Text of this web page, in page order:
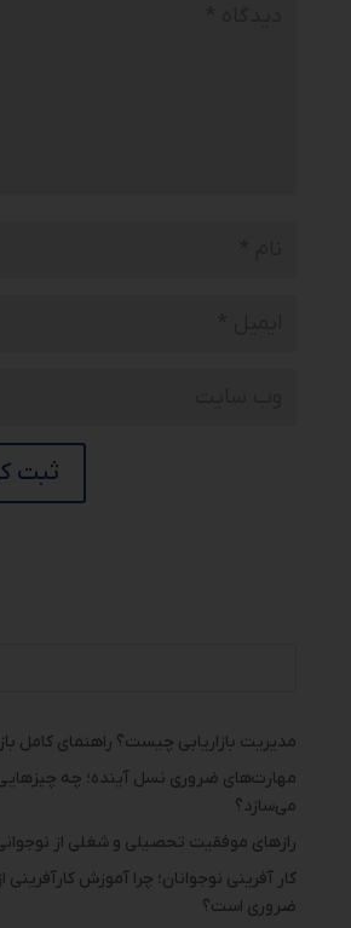
مدیریت بازاریابی چیست؟ راهنمای کامل
مهارت‌های ضروری نسل آینده؛ چه چیزهایی
می‌سازد؟
رازهای موفقیت تحصیلی و شغلی از
کار آفرینی نوجوانان؛ چرا آموزش کارآفرینی
ضروری است؟